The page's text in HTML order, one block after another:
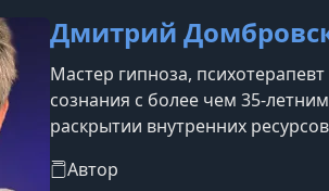
Дмитрий
Мастер гипноза,
сознания с более чем 35-
раскрытии внутренних
популярных гипнотических
Автор